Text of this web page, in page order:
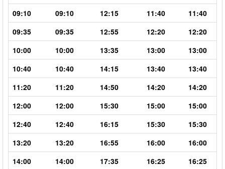
09:10
09:10 12:15 11:40
11:40
09:35
09:35 12:55 12:20
12:20
10:00
10:00 13:35 13:00
13:00
10:40
10:40 14:15 13:40
13:40
11:20
11:20 14:50 14:20
14:20
12:00
12:00 15:30 15:00
15:00
12:40
12:40 16:15 15:30
15:30
13:20
13:20 16:55 16:00
16:00
14:00
14:00 17:35 16:25
16:25